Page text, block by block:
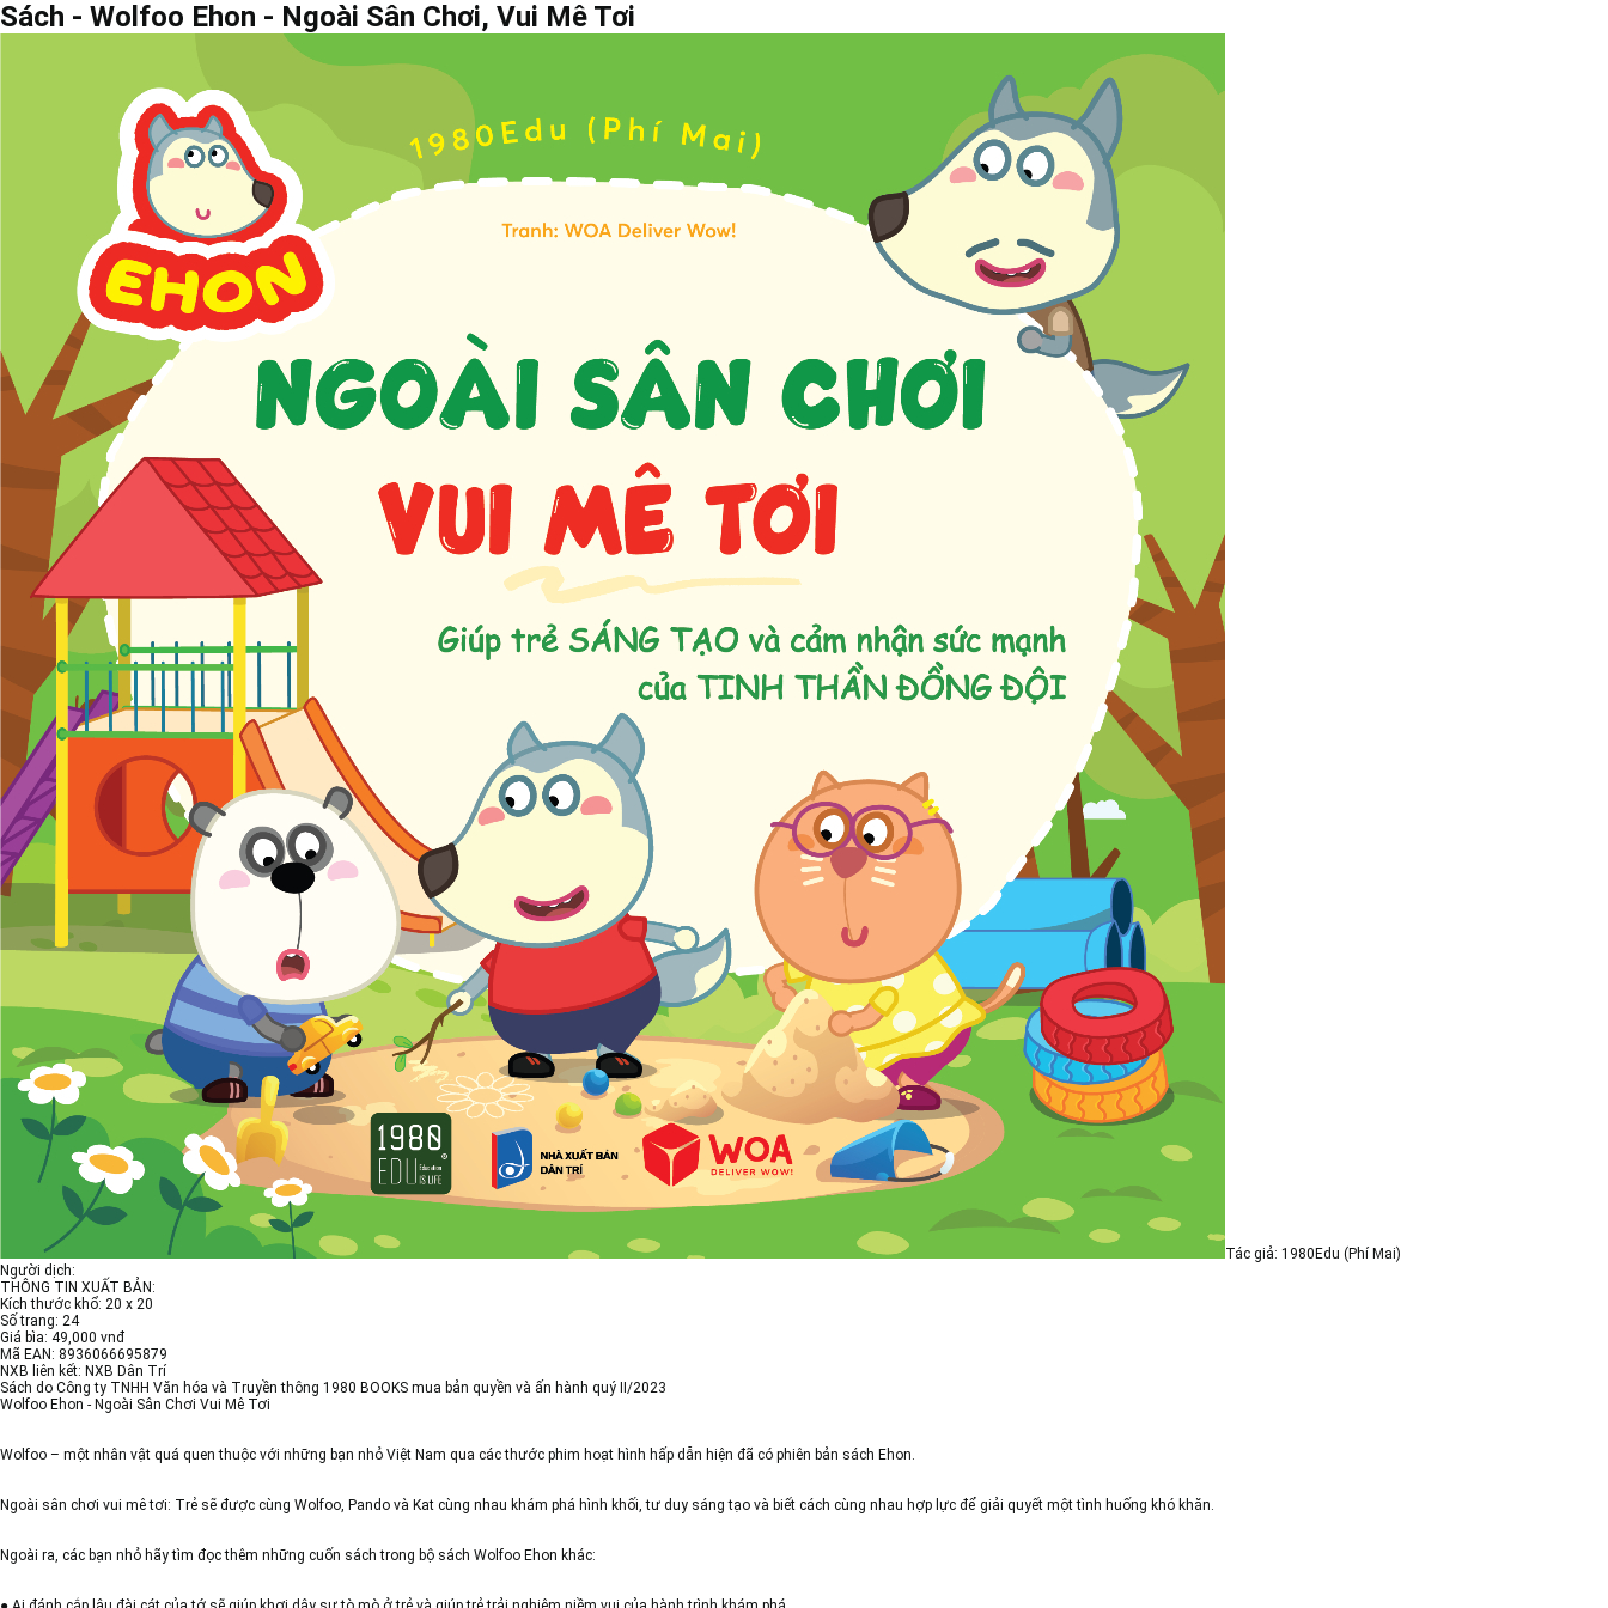
Sách - Wolfoo Ehon - Ngoài Sân Chơi, Vui Mê Tơi
Tác giả: 1980Edu (Phí Mai)
Người dịch:
THÔNG TIN XUẤT BẢN:
Kích thước khổ: 20 x 20
Số trang: 24
Giá bìa: 49,000 vnđ
Mã EAN: 8936066695879
NXB liên kết: NXB Dân Trí
Sách do Công ty TNHH Văn hóa và Truyền thông 1980 BOOKS mua bản quyền và ấn hành quý II/2023
Wolfoo Ehon - Ngoài Sân Chơi Vui Mê Tơi
Wolfoo – một nhân vật quá quen thuộc với những bạn nhỏ Việt Nam qua các thước phim hoạt hình hấp dẫn hiện đã có phiên bản sách Ehon.
Ngoài sân chơi vui mê tơi: Trẻ sẽ được cùng Wolfoo, Pando và Kat cùng nhau khám phá hình khối, tư duy sáng tạo và biết cách cùng nhau hợp lực để giải quyết một tình huống khó khăn.
Ngoài ra, các bạn nhỏ hãy tìm đọc thêm những cuốn sách trong bộ sách Wolfoo Ehon khác: